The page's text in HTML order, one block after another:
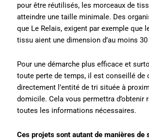
pour être réutilisés, les morceaux de
atteindre une taille minimale. Des
que Le Relais, exigent par exemple que
tissu aient une dimension d’au moins
Pour une démarche plus efficace et
toute perte de temps, il est conseillé de
directement l’entité de tri située à
domicile. Cela vous permettra d’obtenir
toutes les informations nécessaires.
Ces projets sont autant de manières de